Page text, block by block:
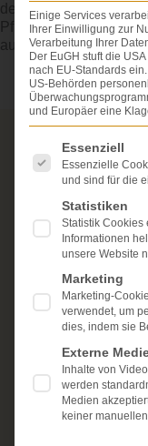
des
Pflegekosten, die bei
ausfallen können.
Über die
Seit über 25
ausschließlich
Erfahrung im
bei der
im Mittelpunkt.
Mehr erfahren:
Unsere Kanzlei
Kostenlose
Einige Services
Ihrer Einwilligung zur
Verarbeitung Ihrer
Der EuGH stuft die
nach EU-Standards
US-Behörden
und Europäer eine
Es folgt eine
Essenziell
Essenzielle
und sind für die
Statistiken
Statistik Cookies
Informationen
unsere Website
Marketing
Marketing-
verwendet, um
dies, indem sie
Externe
Inhalte von
werden
Medien
keiner